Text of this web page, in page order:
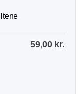
59,00 kr.